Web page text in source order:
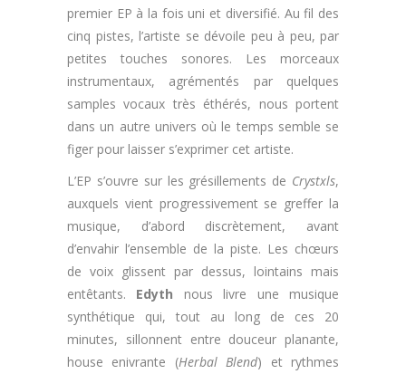
premier EP à la fois uni et diversifié. Au fil des
cinq pistes, l’artiste se dévoile peu à peu, par
petites touches sonores. Les morceaux
instrumentaux, agrémentés par quelques
samples vocaux très éthérés, nous portent
dans un autre univers où le temps semble se
figer pour laisser s’exprimer cet artiste.
L’EP s’ouvre sur les grésillements de Crystxls,
auxquels vient progressivement se greffer la
musique, d’abord discrètement, avant
d’envahir l’ensemble de la piste. Les chœurs
de voix glissent par dessus, lointains mais
entêtants. Edyth nous livre une musique
synthétique qui, tout au long de ces 20
minutes, sillonnent entre douceur planante,
house enivrante (Herbal Blend) et rythmes